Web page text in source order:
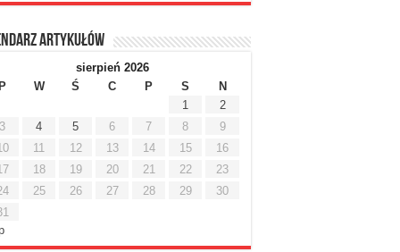
artykułów
sierpień 2026
P
W Ś C P S
N
1
2
3
4 5 6 7 8
9
11 12 13 14 15
16
18 19 20 21 22
23
25 26 27 28 29
30